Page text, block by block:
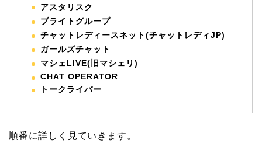
アスタリスク
ブライトグループ
チャットレディースネット(チャットレディJP)
ガールズチャット
マシェLIVE(旧マシェリ)
CHAT OPERATOR
トークライバー
順番に詳しく見ていきます。